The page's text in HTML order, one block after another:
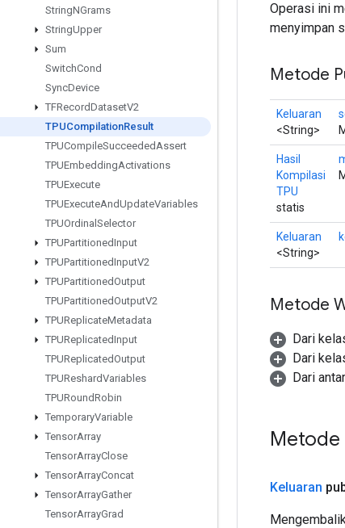
StringNGrams
StringUpper
Sum
SwitchCond
SyncDevice
TFRecordDatasetV2
TPUCompilationResult
TPUCompileSucceededAssert
TPUEmbeddingActivations
TPUExecute
TPUExecuteAndUpdateVariables
TPUOrdinal Selector
TPUPartitionedInput
TPUPartitionedInputV2
TPUPartitionedOutput
TPUPartitionedOutputV2
TPUReplicateMetadata
TPUReplicatedInput
TPUReplicatedOutput
TPUReshardVariables
TPURoundRobin
TemporaryVariable
TensorArray
TensorArrayClose
TensorArrayConcat
TensorArrayGather
TensorArrayGrad
Operasi ini
menyimpan
Metode
Keluaran
<String>
Hasil
Kompilasi
TPU
statis
Keluaran
<String>
Metode
Dari
Dari
Dari
Metode
Keluaran